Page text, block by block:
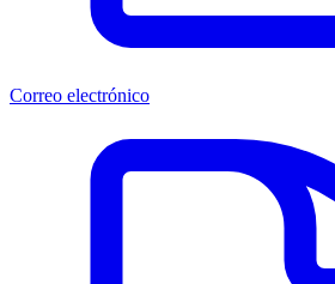
Correo electrónico